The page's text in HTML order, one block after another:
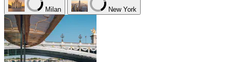
Milan New York